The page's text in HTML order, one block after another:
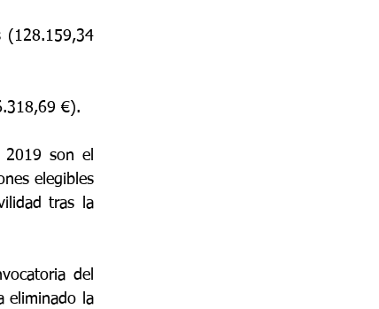
(128.159,34
€).
son el
elegibles
tras la
del
eliminado la